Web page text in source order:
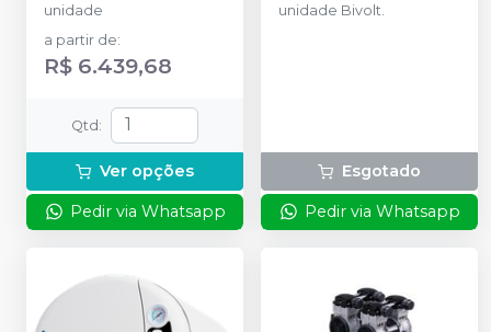
unidade
a partir de:
R$ 6.439,68
Qtd :
Ver opções
Pedir via Whatsapp
unidade Bivolt.
Esgotado
Pedir via Whatsapp